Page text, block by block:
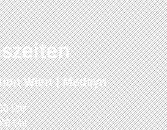
Wien | Medsyn
Uhr
Uhr